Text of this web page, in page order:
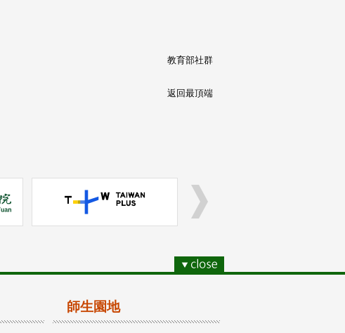
教育部社群
返回最頂端
師生園地